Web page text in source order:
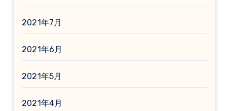
2021年7月
2021年6月
2021年5月
2021年4月